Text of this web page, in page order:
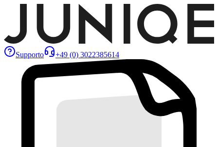
Supporto +49 (0) 3022385614